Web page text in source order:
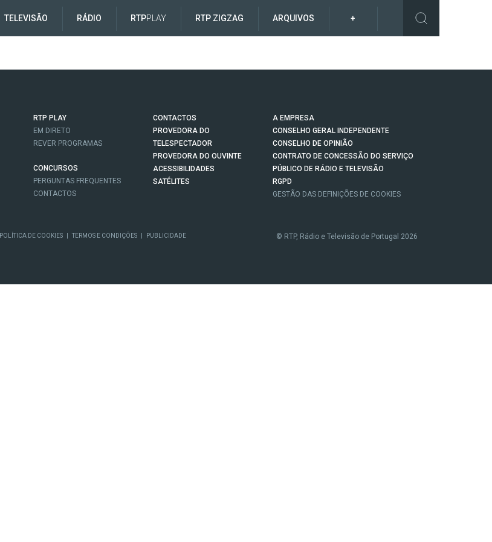
TELEVISÃO RÁDIO RTPPLAY RTP ZIGZAG ARQUIVOS +
RTP PLAY
EM DIRETO
REVER PROGRAMAS
CONCURSOS
PERGUNTAS FREQUENTES
CONTACTOS
CONTACTOS
PROVEDORA DO
TELESPECTADOR
PROVEDORA DO OUVINTE
ACESSIBILIDADES
SATÉLITES
A EMPRESA
CONSELHO GERAL INDEPENDENTE
CONSELHO DE OPINIÃO
CONTRATO DE CONCESSÃO DO SERVIÇO
PÚBLICO DE RÁDIO E TELEVISÃO
RGPD
GESTÃO DAS DEFINIÇÕES DE COOKIES
POLÍTICA DE COOKIES TERMOS E CONDIÇÕES PUBLICIDADE © RTP, Rádio e Televisão de Portugal 2026